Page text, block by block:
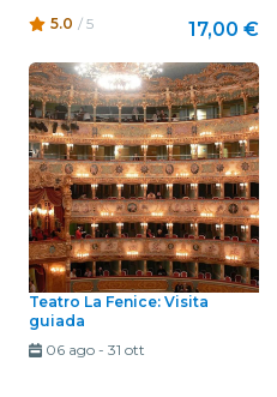
5.0 / 5 17,00 €
Teatro La Fenice: Visita
guiada
06 ago- 31 ott